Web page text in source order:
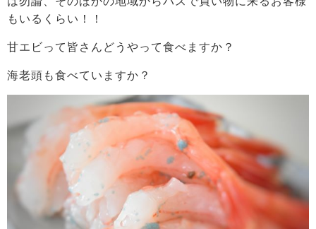
もいるくらい！！
甘エビって皆さんどうやって食べますか？
海老頭も食べていますか？